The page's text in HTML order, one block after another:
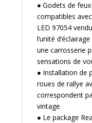
● Godets de
compatibles avec
LED 97054
l’unité
une carrosserie
sensations de
● Installation de
roues de rallye
correspondent
vintage.
● Le package